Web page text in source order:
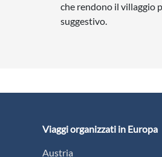
che rendono il villaggio
suggestivo.
Viaggi organizzati in Europa
Austria